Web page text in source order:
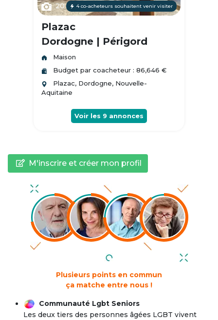
20 4 co-acheteurs souhaitent venir visiter
Plazac
Dordogne | Périgord
Maison
Budget par coacheteur : 86,646 €
Plazac, Dordogne, Nouvelle-
Aquitaine
Voir les 9 annonces
M'inscrire et créer mon profil
Plusieurs points en commun
ça matche entre nous !
Communauté Lgbt Seniors
Les deux tiers des personnes âgées LGBT vivent